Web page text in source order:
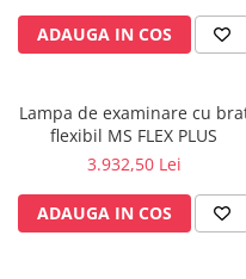
CPAP si AUTOCPAP
Instrumentar
Oxigenatoare
Statii gaze medicinale
Regulatoare presiune gaze
medicinale
ADAUGA IN COS
Lampa de examinare cu
flexibil MS FLEX PLUS
3.932,50 Lei
ADAUGA IN COS